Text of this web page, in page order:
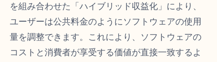
を組み合わせた「ハイブリッド収益化」により、
ユーザーは公共料金のようにソフトウェアの使用
量を調整できます。これにより、ソフトウェアの
コストと消費者が享受する価値が直接一致するよ